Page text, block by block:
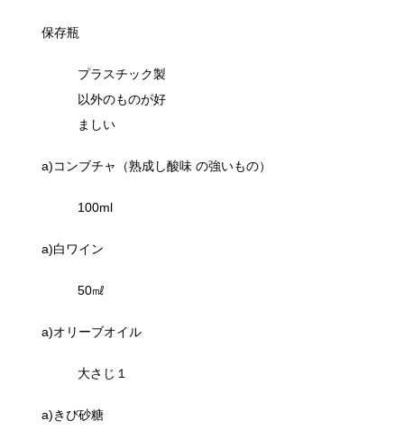
保存瓶
プラスチック製
以外のものが好
ましい
a)コンブチャ（熟成し酸味 の強いもの）
100ml
a)白ワイン
50㎖
a)オリーブオイル
大さじ１
a)きび砂糖